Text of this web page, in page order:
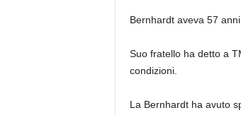
Bernhardt aveva 57 anni.
Suo fratello ha detto a
condizioni.
La Bernhardt ha avuto